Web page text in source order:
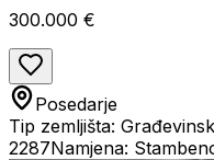
300.000 €
Posedarje
Tip zemljišta:
2287Namjena: